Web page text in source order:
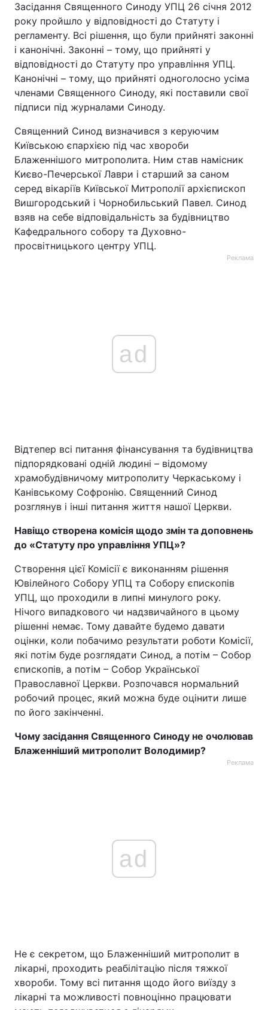
Засідання Священного Синоду УПЦ 26 січня 2012
року пройшло у відповідності до Статуту і
регламенту. Всі рішення, що були прийняті законні
і канонічні. Законні – тому, що прийняті у
відповідності до Статуту про управління УПЦ.
Канонічні – тому, що прийняті одноголосно усіма
членами Священного Синоду, які поставили свої
підписи під журналами Синоду.
Священний Синод визначився з керуючим
Київською єпархією під час хвороби
Блаженнішого митрополита. Ним став намісник
Києво-Печерської Лаври і старший за саном
серед вікаріїв Київської Митрополії архієпископ
Вишгородський і Чорнобильський Павел. Синод
взяв на себе відповідальність за будівництво
Кафедрального собору та Духовно-
просвітницького центру УПЦ.
Реклама
ad
Відтепер всі питання фінансування та будівництва
підпорядковані одній людині – відомому
храмобудівничому митрополиту Черкаському і
Канівському Софронію. Священний Синод
розглянув і інші питання життя нашої Церкви.
Навіщо створена комісія щодо змін та доповнень
до «Статуту про управління УПЦ»?
Створення цієї Комісії є виконанням рішення
Ювілейного Собору УПЦ та Собору єпископів
УПЦ, що проходили в липні минулого року.
Нічого випадкового чи надзвичайного в цьому
рішенні немає. Тому давайте будемо давати
оцінки, коли побачимо результати роботи Комісії,
які потім буде розглядати Синод, а потім – Собор
єпископів, а потім – Собор Української
Православної Церкви. Розпочався нормальний
робочий процес, який можна буде оцінити лише
по його закінченні.
Чому засідання Священного Синоду не очолював
Блаженніший митрополит Володимир?
Реклама
ad
Не є секретом, що Блаженніший митрополит в
лікарні, проходить реабілітацію після тяжкої
хвороби. Тому всі питання щодо його виїзду з
лікарні та можливості повноцінно працювати